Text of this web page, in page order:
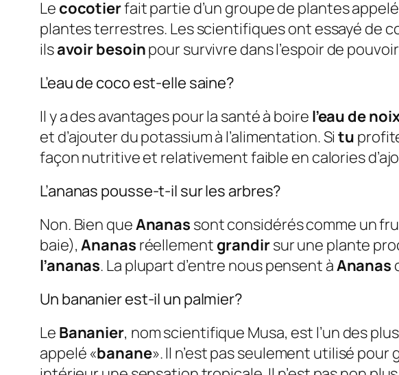
Le cocotierfait partie d’un groupe de plantes
plantes terrestres. Les scientifiques ont essayé de
ilsavoir besoinpour survivre dans l’espoir de
L’eau de coco est-elle saine?
Il y a des avantages pour la santé à boire l’eau de
et d’ajouter du potassium à l’alimentation. Situ
façon nutritive et relativement faible en calories
L’ananas pousse-t-il sur les arbres?
Non. Bien queAnanas sont considérés comme un
baie),Ananas réellement grandirsur une plante
l’ananas. La plupart d’entre nous pensent àAnanas
Un bananier est-il un palmier?
Le Bananier, nom scientifique Musa, est l’un des
appelé «banane». Il n’est pas seulement utilisé pour